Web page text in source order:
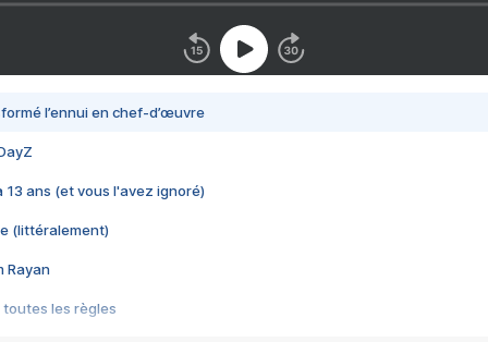
l’ennui en chef-d’œuvre
13 ans (et vous l'avez ignoré)
(littéralement)
Rayan
toutes les règles